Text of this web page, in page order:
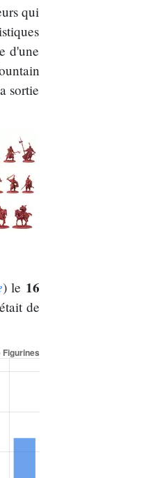
qui
d'une
sortie
) le 16
de